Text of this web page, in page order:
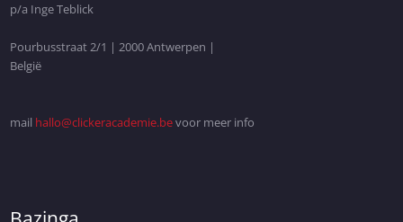
p/a Inge Teblick
Pourbusstraat 2/1 | 2000 Antwerpen |
België
mail hallo@clickeracademie.bevoor meer info